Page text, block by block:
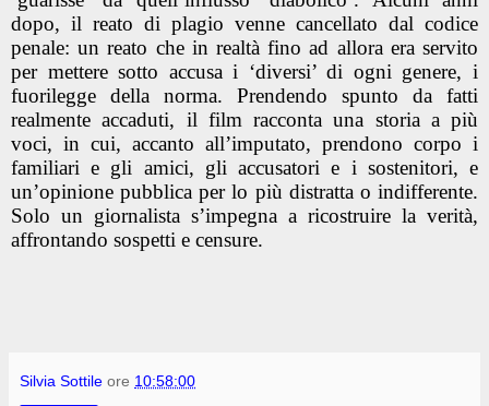
dopo, il reato di plagio venne cancellato dal codice
penale: un reato che in realtà fino ad allora era servito
per mettere sotto accusa i ‘diversi’ di ogni genere, i
fuorilegge della norma. Prendendo spunto da fatti
realmente accaduti, il film racconta una storia a più
voci, in cui, accanto all’imputato, prendono corpo i
familiari e gli amici, gli accusatori e i sostenitori, e
un’opinione pubblica per lo più distratta o indifferente.
Solo un giornalista s’impegna a ricostruire la verità,
affrontando sospetti e censure.
Silvia Sottile ore 10:58:00